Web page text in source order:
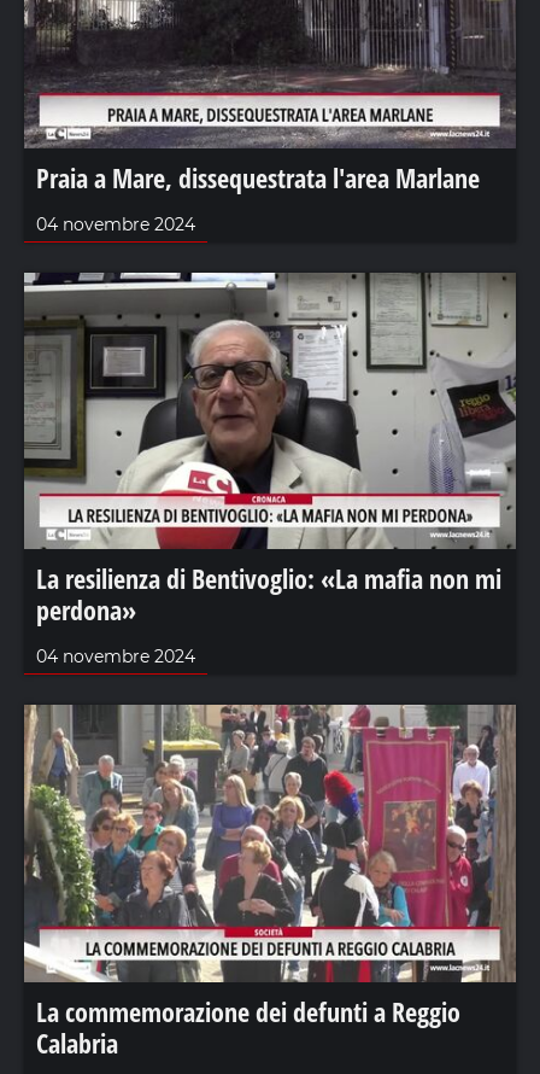
Praia a Mare, dissequestrata l'area Marlane
04 novembre 2024
La resilienza di Bentivoglio: «La mafia non mi
perdona»
04 novembre 2024
La commemorazione dei defunti a Reggio
Calabria